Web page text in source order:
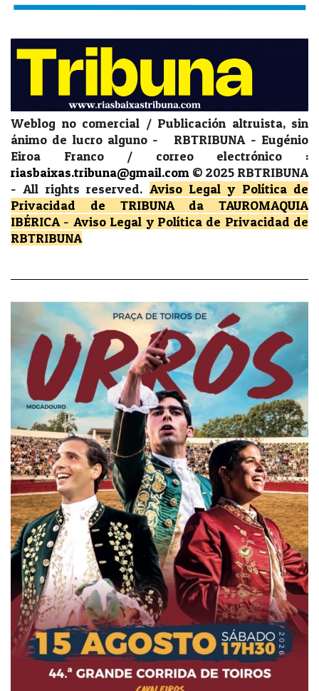
Weblog no comercial / Publicación altruista, sin
ánimo de lucro alguno - RBTRIBUNA - Eugénio
Eiroa Franco / correo electrónico :
riasbaixas.tribuna@gmail.com © 2025 RBTRIBUNA
-All rights reserved. Aviso Legal y Política de
Privacidad
de TRIBUNA da TAUROMAQUIA
IBÉRICA- Aviso Legal y Política de Privacidad de
RBTRIBUNA